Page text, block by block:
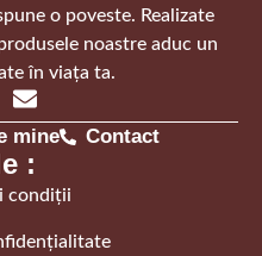
o poveste. Realizate
noastre aduc un
în viața ta.
mine Contact
:
condiții